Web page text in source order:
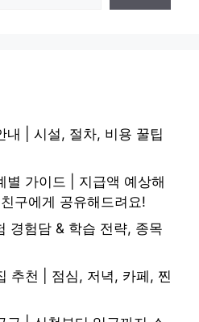
내 | 시설, 절차, 비용 꿀팁
별 가이드 | 지급액 예상해
구에게 공유해드려요!
경험담 & 학습 전략, 종목
추천 | 점심, 저녁, 카페, 찐